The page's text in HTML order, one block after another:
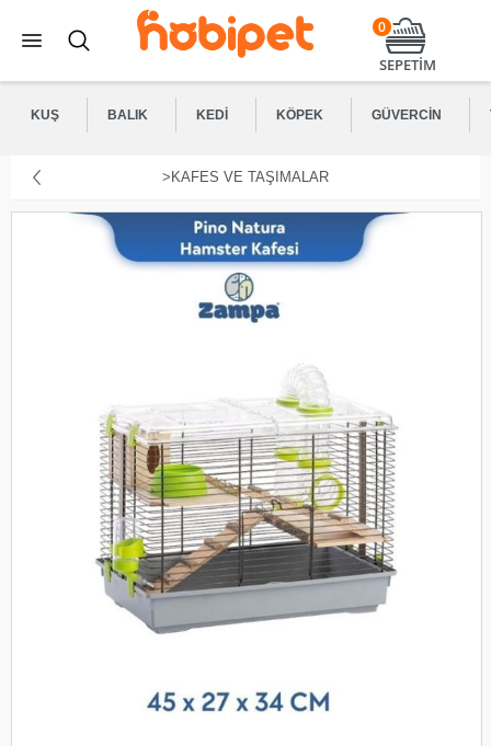
0
SEPETİM
KUŞ BALIK KEDI KÖPEK GÜVERCIN
>KAFES VE TAŞIMALAR